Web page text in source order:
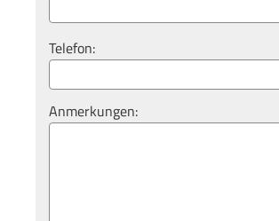
Telefon:
Anmerkungen: